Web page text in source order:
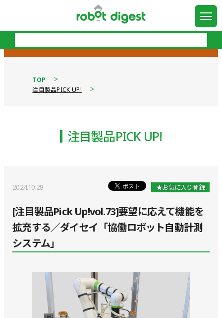
TOP
注目製品PICK UP!
注目製品PICK UP!
2024.10.28 ★お気に入り登録
[注目製品Pick Up!vol.73]要望に応えて機能を
拡充する／ダイセイ「協働ロボット自動計測
システム」